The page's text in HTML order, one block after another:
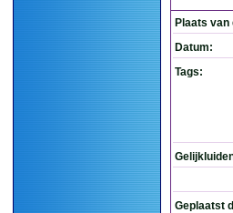
Plaats van
Datum:
Tags:
Geplaatst